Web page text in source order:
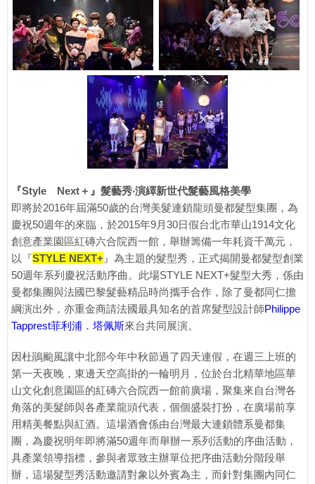
『Style Next＋』髮藝秀‧演繹新世代髮藝風格美學
即將於2016年屆滿50歲的台灣美髮連鎖龍頭曼都髮型集團，為
慶祝50週年的來臨，於2015年9月30日假台北市華山1914文化
創意產業園區紅磚六合院西一館，舉辦籌備一年耗資千萬元，
以『STYLE NEXT+ 』為主題的髮型秀，正式揭開曼都髮型創業
50週年系列慶祝活動序曲。此場STYLE NEXT+髮型大秀，係由
曼都集團與法國巴黎髮藝精品時尚攜手合作，除了曼都同仁擔
綱演出外，亦重金商請法國最具知名的首席髮型設計師Philippe
Tapprest菲利浦．塔佩斯來台共同展演。
因杜鵑颱風讓中北部今年中秋節過了四天連假，在週三上班的
第一天夜晚，東邊天空高掛的一輪明月，位於台北精華地區華
山文化創意園區的紅磚六合院西一館前廣場，聚集來自台灣各
角落的美髮師與各產業龍頭代表，個個盛裝打扮，在廣場前享
用精美餐點與紅酒。這場酒會係由台灣最大連鎖體系曼都集
團，為慶祝明年即將滿50週年而舉辦一系列活動的序曲活動，
具產業領導指標，參與者眾致主辦單位把序曲活動分階段舉
辦，這場髮型秀活動邀請對象以外賓為主，而針對集團內同仁